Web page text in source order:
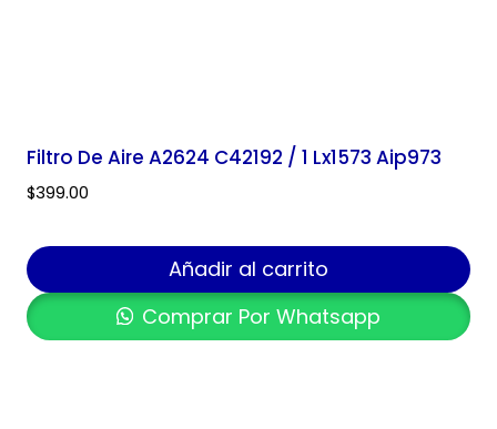
Filtro De Aire A2624 C42192 / 1 Lx1573 Aip973
$399.00
Añadir al carrito
Comprar Por Whatsapp